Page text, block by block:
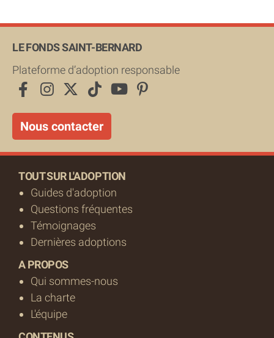
LE FONDS SAINT-BERNARD
Plateforme d’adoption responsable
Nous contacter
TOUT SUR L'ADOPTION
Guides d'adoption
Questions fréquentes
Témoignages
Dernières adoptions
A PROPOS
Qui sommes-nous
La charte
L'équipe